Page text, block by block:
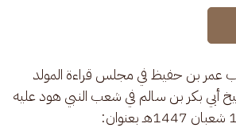
عمر بن حفيظ في مجلس قراءة المولد
أبي بكر بن سالم في شعب النبي هود عليه